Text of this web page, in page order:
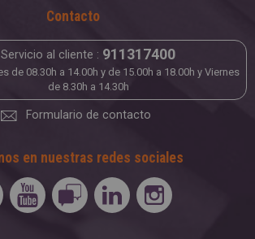
Contacto
Servicio al cliente : 911317400
de 08.30h a 14.00h y de 15.00h a 18.00h y Viernes
de 8.30h a 14.30h
Formulario de contacto
en nuestras redes sociales